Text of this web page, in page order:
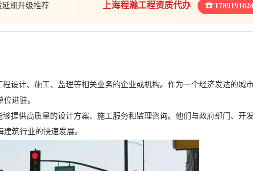
延期升级推荐 上海程瀚工程资质代办 ☎
设计、施工、监理等相关业务的企业或机构。作为一个经济发达的城
进驻。
提供高质量的设计方案、施工服务和监理咨询。他们与政府部门、开
筑行业的快速发展。